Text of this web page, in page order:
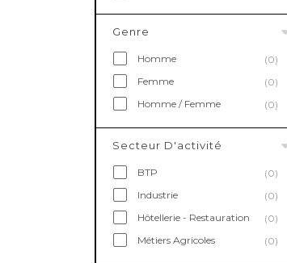
Genre
Homme
(0)
Femme
(0)
Homme / Femme
(0)
Secteur D'activité
BTP
(0)
Industrie
(0)
Hôtellerie - Restauration
(0)
Métiers Agricoles
(0)